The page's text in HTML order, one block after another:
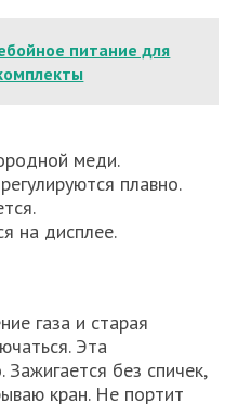
питание для
меди.
плавно.
на дисплее.
газа и старая
Эта
без спичек,
кран. Не портит